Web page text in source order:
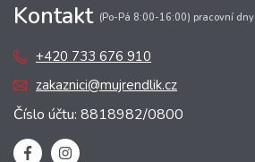
Kontakt (Po-Pá 8:00-16:00) pracovní dny
+420 733 676 910
zakaznici@mujrendlik.cz
Číslo účtu: 8818982/0800